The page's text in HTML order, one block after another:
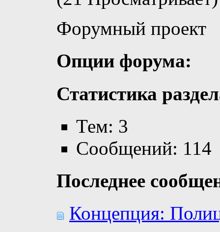
Форумный проект
Опции форума:
Статистика
Тем: 3
Сообщений: 114
Последнее
Концепция: